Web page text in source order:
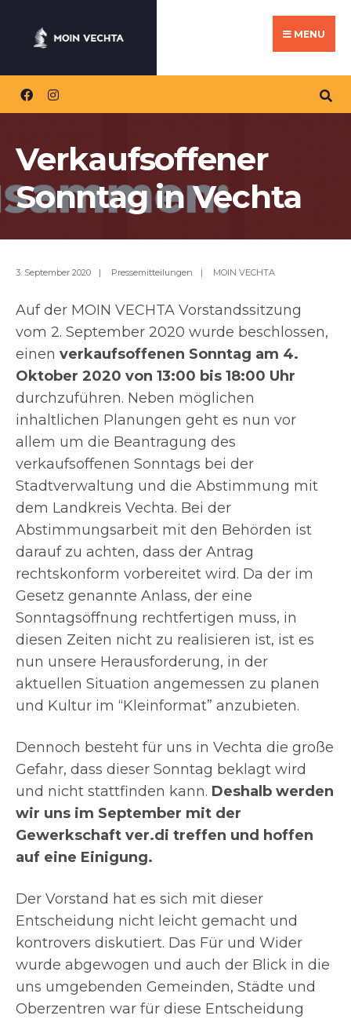
MENU
Verkaufsoffener
Sonntag in Vechta
3. September 2020 | Pressemitteilungen | MOIN VECHTA
Auf der MOIN VECHTA Vorstandssitzung
vom 2. September 2020 wurde beschlossen,
einen verkaufsoffenen Sonntag am 4.
Oktober 2020 von 13:00 bis 18:00 Uhr
durchzuführen. Neben möglichen
inhaltlichen Planungen geht es nun vor
allem um die Beantragung des
verkaufsoffenen Sonntags bei der
Stadtverwaltung und die Abstimmung mit
dem Landkreis Vechta. Bei der
Abstimmungsarbeit mit den Behörden ist
darauf zu achten, dass der Antrag
rechtskonform vorbereitet wird. Da der im
Gesetz genannte Anlass, der eine
Sonntagsöffnung rechtfertigen muss, in
diesen Zeiten nicht zu realisieren ist, ist es
nun unsere Herausforderung, in der
aktuellen Situation angemessen zu planen
und Kultur im “Kleinformat” anzubieten.
Dennoch besteht für uns in Vechta die große
Gefahr, dass dieser Sonntag beklagt wird
und nicht stattfinden kann. Deshalb werden
wir uns im September mit der
Gewerkschaft ver.di treffen und hoffen
auf eine Einigung.
Der Vorstand hat es sich mit dieser
Entscheidung nicht leicht gemacht und
kontrovers diskutiert. Das Für und Wider
wurde abgewogen und auch der Blick in die
uns umgebenden Gemeinden, Städte und
Oberzentren war für diese Entscheidung
for: